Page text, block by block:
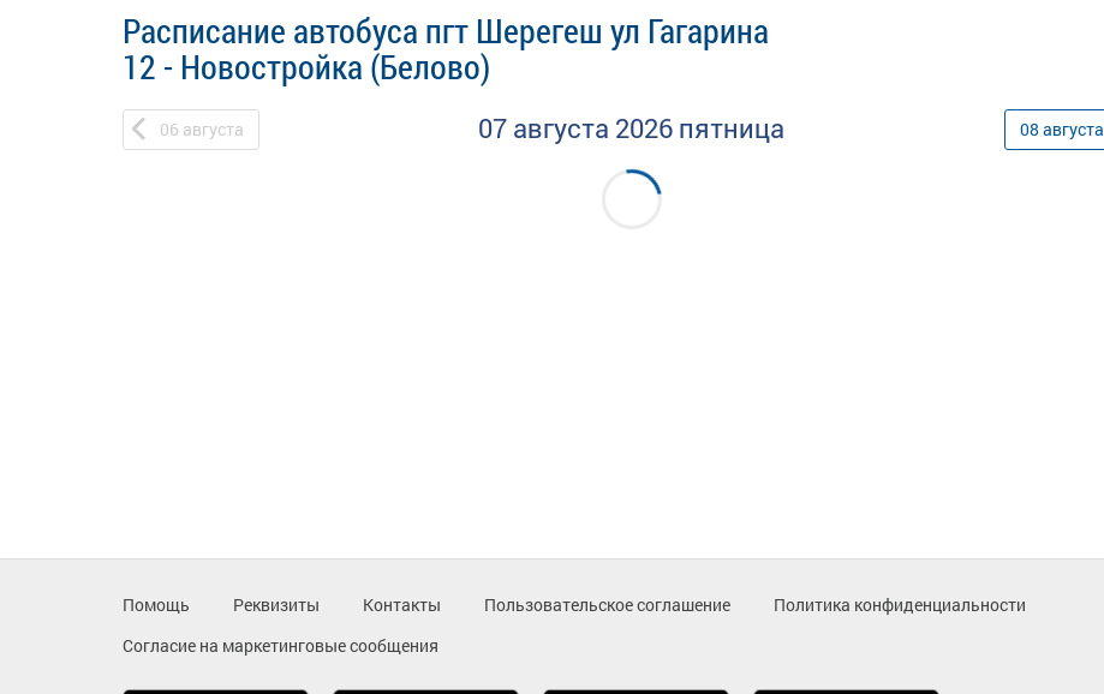
Расписание автобуса пгт Шерегеш ул Гагарина
12 - Новостройка (Белово)
06 августа 07 августа 2026 пятница 08 августа
Помощь Реквизиты Контакты Пользовательское соглашение
Политика конфиденциальности
Согласие на маркетинговые сообщения